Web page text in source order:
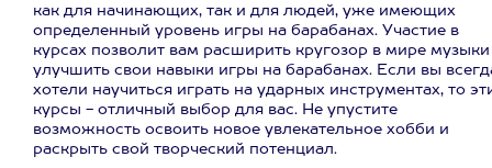
как для начинающих, так и для людей, уже имеющих
определенный уровень игры на барабанах. Участие в
курсах позволит вам расширить кругозор в мире
улучшить свои навыки игры на барабанах. Если вы
хотели научиться играть на ударных инструментах, то
курсы - отличный выбор для вас. Не упустите
возможность освоить новое увлекательное хобби и
раскрыть свой творческий потенциал.